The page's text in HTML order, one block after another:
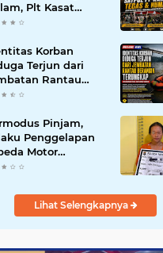
Plt Kasat
Langsung
dan Warung
Korban
Terjun dari
Rantau
Terungkap,
Sungai Kampar
Pinjam,
Penggelapan
Motor
Polsek
Lihat Selengkapnya